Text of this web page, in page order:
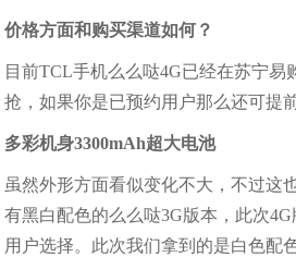
价格方面和购买渠道如何？
目前TCL手机么么哒4G已经在苏宁
抢，如果你是已预约用户那么还可提
多彩机身3300mAh超大电池
虽然外形方面看似变化不大，不过这
有黑白配色的么么哒3G版本，此次
用户选择。此次我们拿到的是白色配